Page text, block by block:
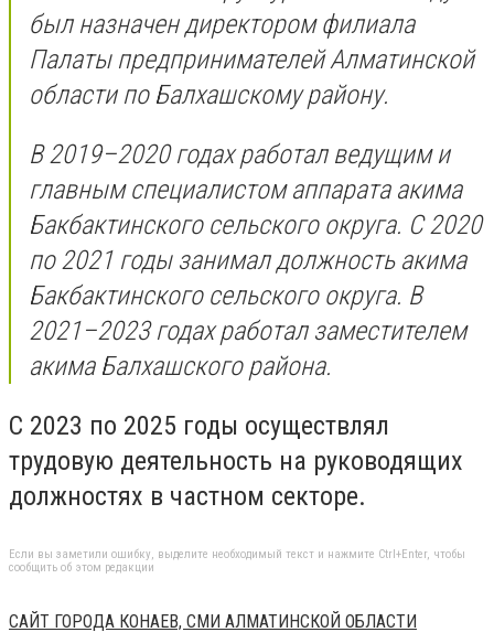
был назначен директором филиала
Палаты предпринимателей Алматинской
области по Балхашскому району.
В 2019–2020 годах работал ведущим и
главным специалистом аппарата акима
Бакбактинского сельского округа. С 2020
по 2021 годы занимал должность акима
Бакбактинского сельского округа. В
2021–2023 годах работал заместителем
акима Балхашского района.
С 2023 по 2025 годы осуществлял
трудовую деятельность на руководящих
должностях в частном секторе.
Если вы заметили ошибку, выделите необходимый текст и нажмите Ctrl+Enter, чтобы
сообщить об этом редакции
САЙТ ГОРОДА КОНАЕВ, СМИ АЛМАТИНСКОЙ ОБЛАСТИ